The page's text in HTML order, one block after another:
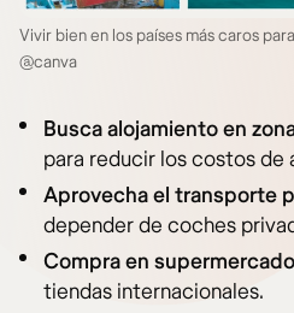
Vivir bien en los países más caros
@canva
Busca alojamiento en
para reducir los costos de
Aprovecha el transporte
depender de coches
Compra en
tiendas internacionales.